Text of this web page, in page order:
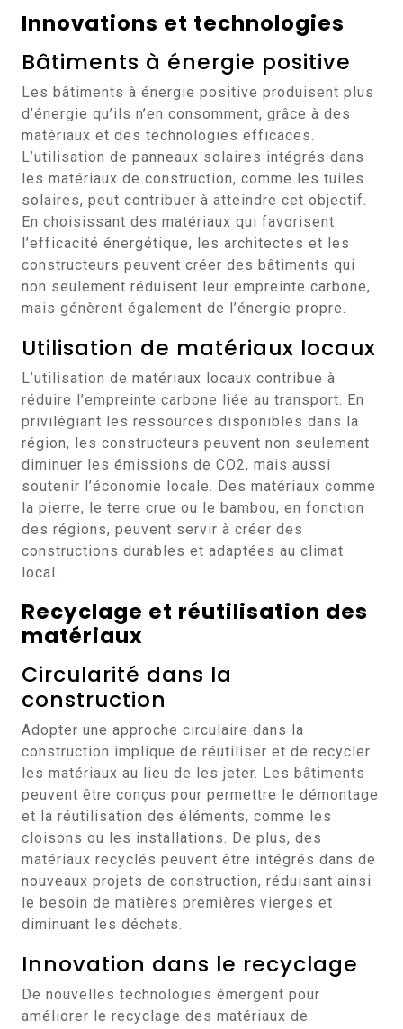
Innovations et technologies
Bâtiments à énergie positive
Les bâtiments à énergie positive produisent plus
d’énergie qu’ils n’en consomment, grâce à des
matériaux et des technologies efficaces.
L’utilisation de panneaux solaires intégrés dans
les matériaux de construction, comme les tuiles
solaires, peut contribuer à atteindre cet objectif.
En choisissant des matériaux qui favorisent
l’efficacité énergétique, les architectes et les
constructeurs peuvent créer des bâtiments qui
non seulement réduisent leur empreinte carbone,
mais génèrent également de l’énergie propre.
Utilisation de matériaux locaux
L’utilisation de matériaux locaux contribue à
réduire l’empreinte carbone liée au transport. En
privilégiant les ressources disponibles dans la
région, les constructeurs peuvent non seulement
diminuer les émissions de CO2, mais aussi
soutenir l’économie locale. Des matériaux comme
la pierre, le terre crue ou le bambou, en fonction
des régions, peuvent servir à créer des
constructions durables et adaptées au climat
local.
Recyclage et réutilisation des
matériaux
Circularité dans la
construction
Adopter une approche circulaire dans la
construction implique de réutiliser et de recycler
les matériaux au lieu de les jeter. Les bâtiments
peuvent être conçus pour permettre le démontage
et la réutilisation des éléments, comme les
cloisons ou les installations. De plus, des
matériaux recyclés peuvent être intégrés dans de
nouveaux projets de construction, réduisant ainsi
le besoin de matières premières vierges et
diminuant les déchets.
Innovation dans le recyclage
De nouvelles technologies émergent pour
améliorer le recyclage des matériaux de